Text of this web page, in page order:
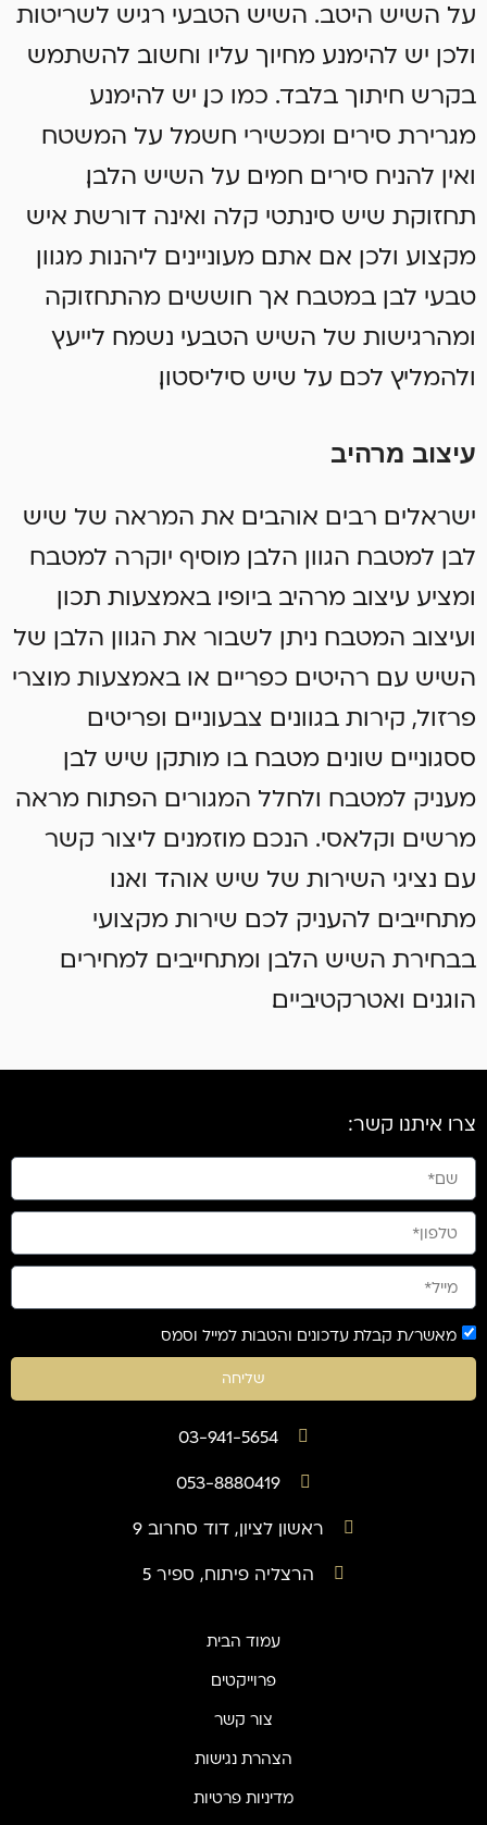
על השיש היטב. השיש הטבעי רגיש לשריטות
ולכן יש להימנע מחיוך עליו וחשוב להשתמש
בקרש חיתוך בלבד. כמו כן, יש להימנע
מגרירת סירים ומכשירי חשמל על המשטח
ואין להניח סירים חמים על השיש הלבן.
תחזוקת שיש סינתטי קלה ואינה דורשת איש
מקצוע ולכן אם אתם מעוניינים ליהנות מגוון
טבעי לבן במטבח אך חוששים מהתחזוקה
ומהרגישות של השיש הטבעי נשמח לייעץ
ולהמליץ לכם על שיש סיליסטון.
עיצוב מרהיב
ישראלים רבים אוהבים את המראה של שיש
לבן למטבח. הגוון הלבן מוסיף יוקרה למטבח
ומציע עיצוב מרהיב ביופיו. באמצעות תכון
ועיצוב המטבח ניתן לשבור את הגוון הלבן של
השיש עם רהיטים כפריים או באמצעות מוצרי
פרזול, קירות בגוונים צבעוניים ופריטים
ססגוניים שונים. מטבח בו מותקן שיש לבן
מעניק למטבח ולחלל המגורים הפתוח מראה
מרשים וקלאסי. הנכם מוזמנים ליצור קשר
עם נציגי השירות של שיש אוהד ואנו
מתחייבים להעניק לכם שירות מקצועי
בבחירת השיש הלבן ומתחייבים למחירים
הוגנים ואטרקטיביים.
צרו איתנו קשר:
מאשר/ת קבלת עדכונים והטבות למייל וסמס
שליחה
03-941-5654
053-8880419
ראשון לציון , דוד סחרוב 9
הרצליה פיתוח , ספיר 5
עמוד הבית
פרוייקטים
צור קשר
הצהרת נגישות
מדיניות פרטיות